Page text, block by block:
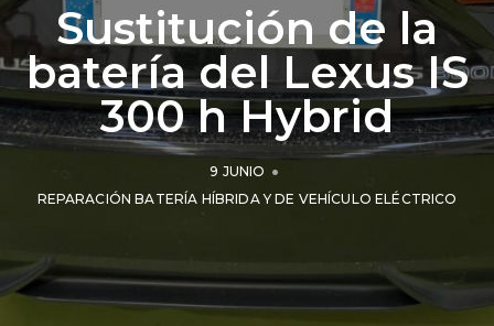
Sustitución de la
batería del Lexus IS
300 h Hybrid
9 JUNIO
REPARACIÓN BATERÍA HÍBRIDA Y DE VEHÍCULO ELÉCTRICO